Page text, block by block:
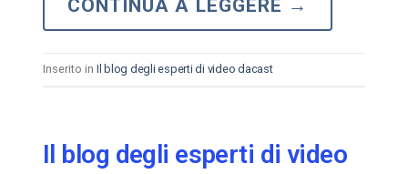
CONTINUA A LEGGERE →
Inserito in Il blog degli esperti di video dacast
Il blog degli esperti di video